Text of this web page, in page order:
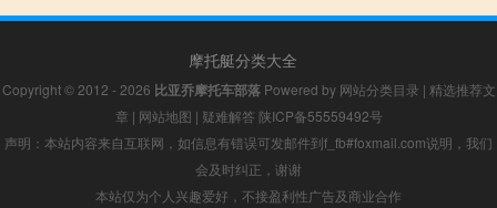
摩托艇分类大全
Copyright © 2012 - 2026 比亚乔摩托车部落Powered by 网站分类目录 | 精选推荐文
章 | 网站地图 | 疑难解答 陕ICP备55559492号
声明：本站内容来自互联网，如信息有错误可发邮件到f_fb#foxmail.com说明，我们
会及时纠正，谢谢
本站仅为个人兴趣爱好，不接盈利性广告及商业合作